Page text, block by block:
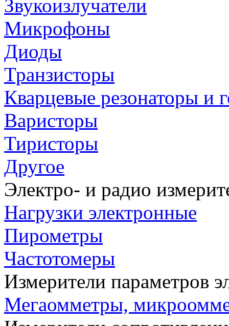
Звукоизлучатели
Микрофоны
Диоды
Транзисторы
Кварцевые резонаторы и
Варисторы
Тиристоры
Другое
Электро- и радио
Нагрузки электронные
Пирометры
Частотомеры
Измерители параметров
Мегаомметры,